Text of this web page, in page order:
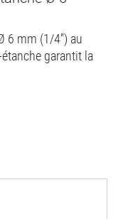
6 mm (1/4'') au
garantit la